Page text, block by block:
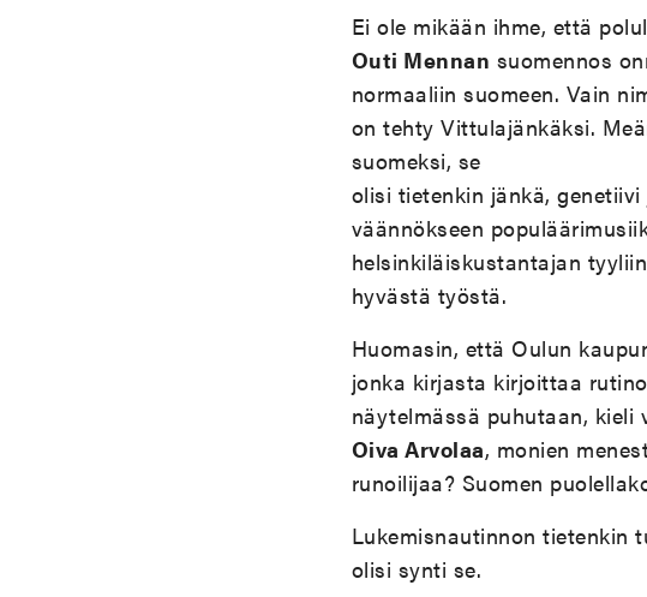
Ei ole mikään ihme, että
Outi Mennan suomennos
normaaliin suomeen. Vain
on tehty Vittulajänkäksi.
suomeksi, se
olisi tietenkin jänkä,
väännökseen
helsinkiläiskustantajan
hyvästä työstä.
Huomasin, että Oulun
jonka kirjasta kirjoittaa
näytelmässä puhutaan,
Oiva Arvolaa, monien
runoilijaa? Suomen
Lukemisnautinnon tietenkin
olisi synti se.